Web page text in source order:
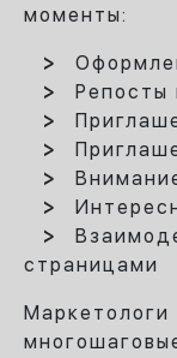
моменты:
Репосты
страницами
Маркетологи